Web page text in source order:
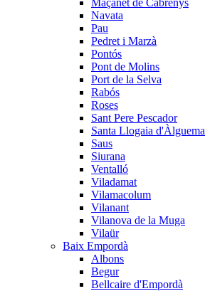
Maçanet de Cabrenys
Navata
Pau
Pedret i Marzà
Pontós
Pont de Molins
Port de la Selva
Rabós
Roses
Sant Pere Pescador
Santa Llogaia d'Àlguema
Saus
Siurana
Ventalló
Viladamat
Vilamacolum
Vilanant
Vilanova de la Muga
Vilaür
Baix Empordà
Albons
Begur
Bellcaire d'Empordà